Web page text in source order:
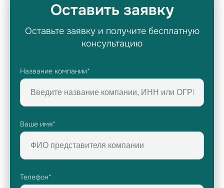
Оставить заявку
Оставьте заявку и получите бесплатную
консультацию
Название компании*
Ваше имя*
Телефон*